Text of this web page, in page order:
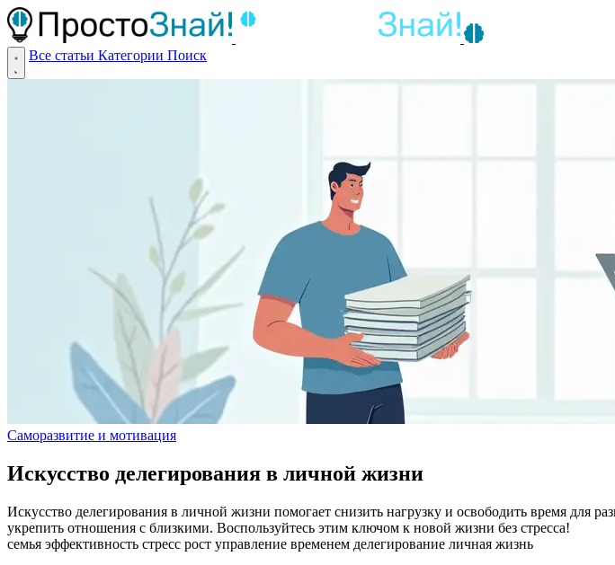
Все статьи Категории Поиск
Саморазвитие и мотивация
Искусство делегирования в личной жизни
Искусство делегирования в личной жизни помогает снизить нагрузку и освободить время для
укрепить отношения с близкими. Воспользуйтесь этим ключом к новой жизни без стресса!
семья эффективность стресс рост управление временем делегирование личная жизнь